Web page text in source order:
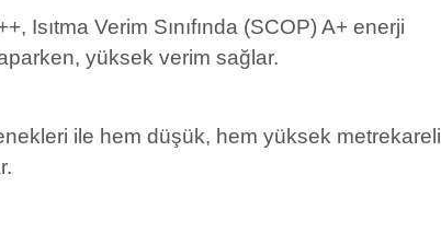
Isıtma Verim Sınıfında (SCOP) A+ enerji
yüksek verim sağlar.
ile hem düşük, hem yüksek metrekareli